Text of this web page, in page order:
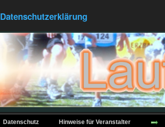
Datenschutzerklärung
Datenschutz Hinweise für Veranstalter